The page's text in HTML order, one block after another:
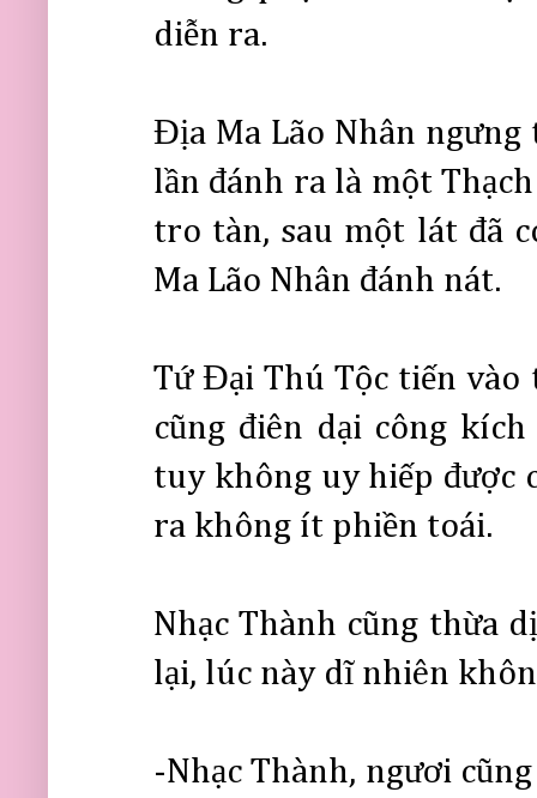
diễn ra.
Địa Ma Lão Nhân
lần đánh ra là một
tro tàn, sau một lát đã
Ma Lão Nhân đánh nát.
Tứ Đại Thú Tộc tiến vào
cũng điên dại công
tuy không uy hiếp được
ra không ít phiền toái.
Nhạc Thành cũng thừa
lại, lúc này dĩ nhiên
-Nhạc Thành, ngươi